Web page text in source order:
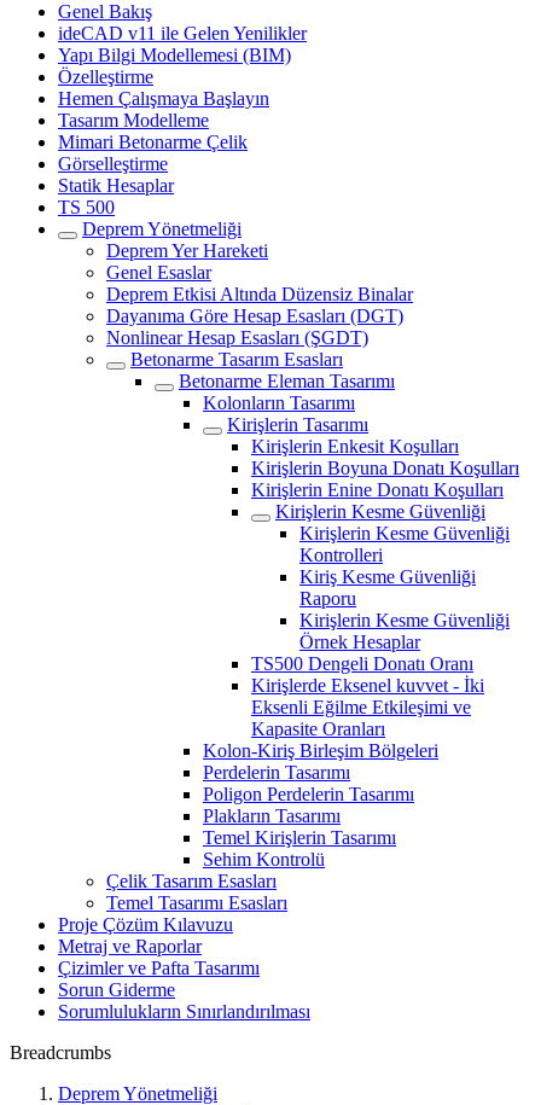
Genel Bakış
ideCAD v11 ile Gelen Yenilikler
Yapı Bilgi Modellemesi (BIM)
Özelleştirme
Hemen Çalışmaya Başlayın
Tasarım Modelleme
Mimari Betonarme Çelik
Görselleştirme
Statik Hesaplar
TS 500
Deprem Yönetmeliği
Deprem Yer Hareketi
Genel Esaslar
Deprem Etkisi Altında Düzensiz Binalar
Dayanıma Göre Hesap Esasları (DGT)
Nonlinear Hesap Esasları (ŞGDT)
Betonarme Tasarım Esasları
Betonarme Eleman Tasarımı
Kolonların Tasarımı
Kirişlerin Tasarımı
Kirişlerin Enkesit Koşulları
Kirişlerin Boyuna Donatı Koşulları
Kirişlerin Enine Donatı Koşulları
Kirişlerin Kesme Güvenliği
Kirişlerin Kesme Güvenliği
Kontrolleri
Kiriş Kesme Güvenliği
Raporu
Kirişlerin Kesme Güvenliği
Örnek Hesaplar
TS500 Dengeli Donatı Oranı
Kirişlerde Eksenel kuvvet - İki
Eksenli Eğilme Etkileşimi ve
Kapasite Oranları
Kolon-Kiriş Birleşim Bölgeleri
Perdelerin Tasarımı
Poligon Perdelerin Tasarımı
Plakların Tasarımı
Temel Kirişlerin Tasarımı
Sehim Kontrolü
Çelik Tasarım Esasları
Temel Tasarımı Esasları
Proje Çözüm Kılavuzu
Metraj ve Raporlar
Çizimler ve Pafta Tasarımı
Sorun Giderme
Sorumlulukların Sınırlandırılması
Breadcrumbs
Deprem Yönetmeliği